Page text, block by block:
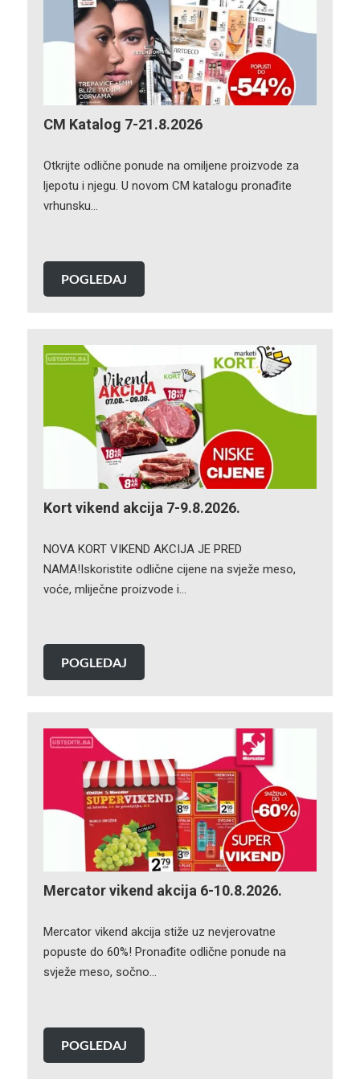
CM Katalog 7-21.8.2026
Otkrijte odlične ponude na omiljene proizvode za
ljepotu i njegu. U novom CM katalogu pronađite
vrhunsku…
POGLEDAJ
Kort vikend akcija 7-9.8.2026.
NOVA KORT VIKEND AKCIJA JE PRED
NAMA!Iskoristite odlične cijene na svježe meso,
voće, mliječne proizvode i…
POGLEDAJ
Mercator vikend akcija 6-10.8.2026.
Mercator vikend akcija stiže uz nevjerovatne
popuste do 60%! Pronađite odlične ponude na
svježe meso, sočno…
POGLEDAJ